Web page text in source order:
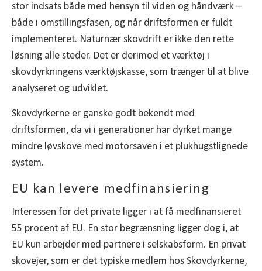
stor indsats både med hensyn til viden og håndværk –
både i omstillingsfasen, og når driftsformen er fuldt
implementeret. Naturnær skovdrift er ikke den rette
løsning alle steder. Det er derimod et værktøj i
skovdyrkningens værktøjskasse, som trænger til at blive
analyseret og udviklet.
Skovdyrkerne er ganske godt bekendt med
driftsformen, da vi i generationer har dyrket mange
mindre løvskove med motorsaven i et plukhugstlignede
system.
EU kan levere medfinansiering
Interessen for det private ligger i at få medfinansieret
55 procent af EU. En stor begrænsning ligger dog i, at
EU kun arbejder med partnere i selskabsform. En privat
skovejer, som er det typiske medlem hos Skovdyrkerne,